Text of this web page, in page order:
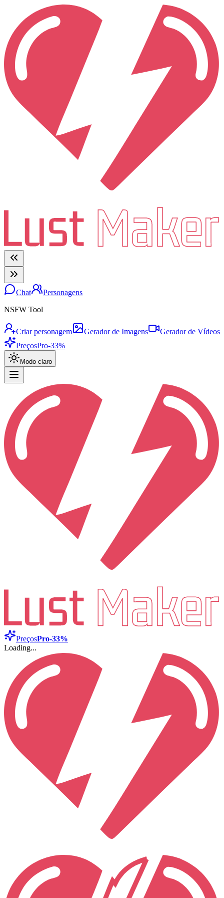
Chat
Personagens
NSFW Tool
Criar personagem Gerador de Imagens
Gerador de Vídeos
PreçosPro-33%
Modo claro
PreçosPro-33%
Loading...